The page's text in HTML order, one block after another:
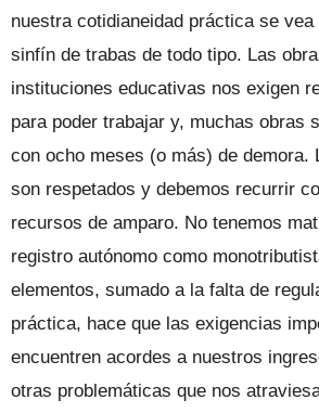
nuestra cotidianeidad práctica se
sinfín de trabas de todo tipo. Las
instituciones educativas nos exigen
para poder trabajar y, muchas obras
con ocho meses (o más) de demora.
son respetados y debemos recurrir
recursos de amparo. No tenemos
registro autónomo como
elementos, sumado a la falta de
práctica, hace que las exigencias
encuentren acordes a nuestros
otras problemáticas que nos